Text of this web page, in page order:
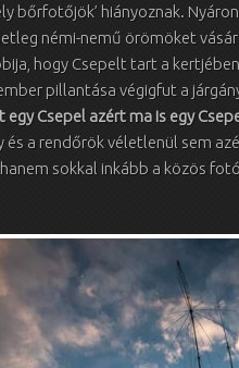
bőrfotőjök’ hiányoznak.
némi-nemű örömöket
hogy Csepelt tart a
pillantása végigfut a
egy Csepel azért ma is egy
és a rendőrök véletlenül sem
sokkal inkább a közös